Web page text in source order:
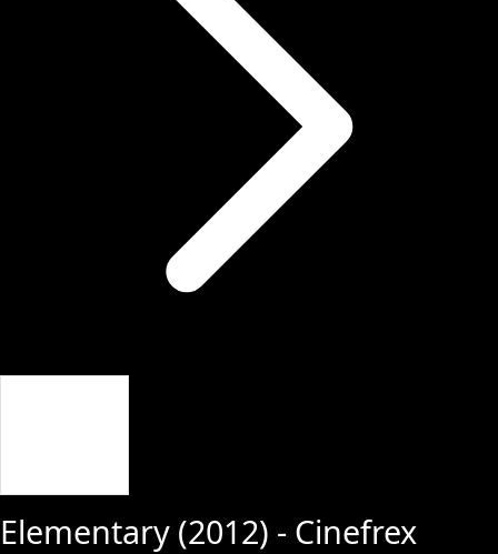
Elementary (2012) - Cinefrex